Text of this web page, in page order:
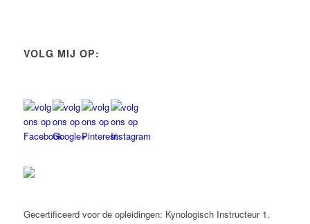
VOLG MIJ OP:
Gecertificeerd voor de opleidingen: Kynologisch Instructeur 1.